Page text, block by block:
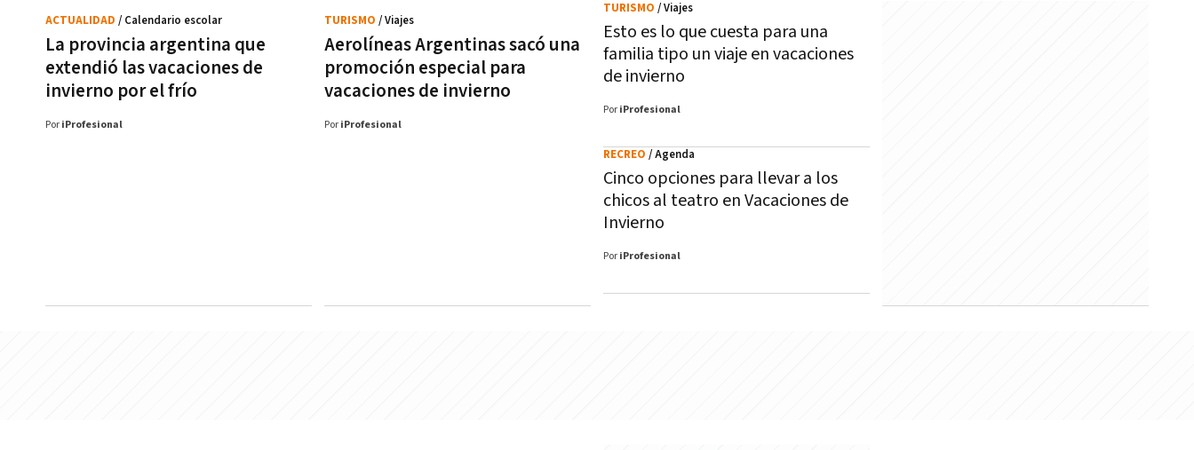
La provincia argentina que
extendió las vacaciones de
invierno por el frío
ACTUALIDAD / Calendario escolar
Por iProfesional
Aerolíneas Argentinas sacó una
promoción especial para
vacaciones de invierno
TURISMO / Viajes
Por iProfesional
Esto es lo que cuesta para una
familia tipo un viaje en vacaciones
de invierno
TURISMO / Viajes
Por iProfesional
Cinco opciones para llevar a los
chicos al teatro en Vacaciones de
Invierno
RECREO / Agenda
Por iProfesional